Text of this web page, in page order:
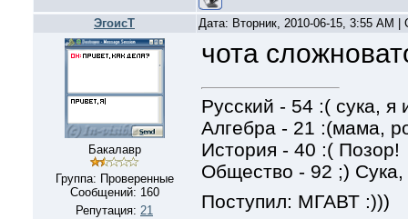
ЭгоисТ Дата: Вторник, 2010-06-15, 3:55 AM
Бакалавр
Группа: Проверенные
Сообщений: 160
Репутация: 21
чота
Русский - 54 :( сука, я
Алгебра - 21 :(мама,
История - 40 :( Позор!
Общество - 92 ;) Сука,
Поступил: МГАВТ :)))